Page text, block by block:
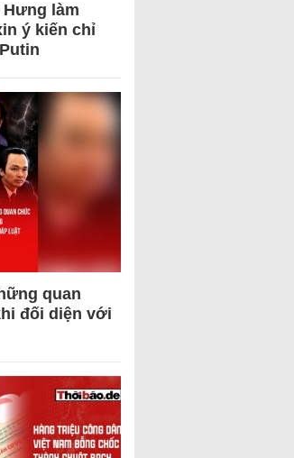
làm
ý kiến chỉ
quan
đối diện với